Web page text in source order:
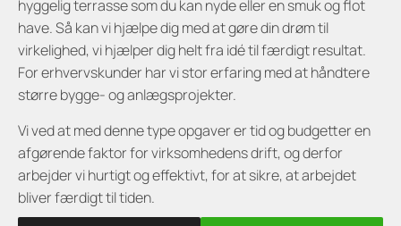
hyggelig terrasse som du kan nyde eller en smuk og flot
have. Så kan vi hjælpe dig med at gøre din drøm til
virkelighed, vi hjælper dig helt fra idé til færdigt resultat.
For erhvervskunder har vi stor erfaring med at håndtere
større bygge- og anlægsprojekter.
Vi ved at med denne type opgaver er tid og budgetter en
afgørende faktor for virksomhedens drift, og derfor
arbejder vi hurtigt og effektivt, for at sikre, at arbejdet
bliver færdigt til tiden.